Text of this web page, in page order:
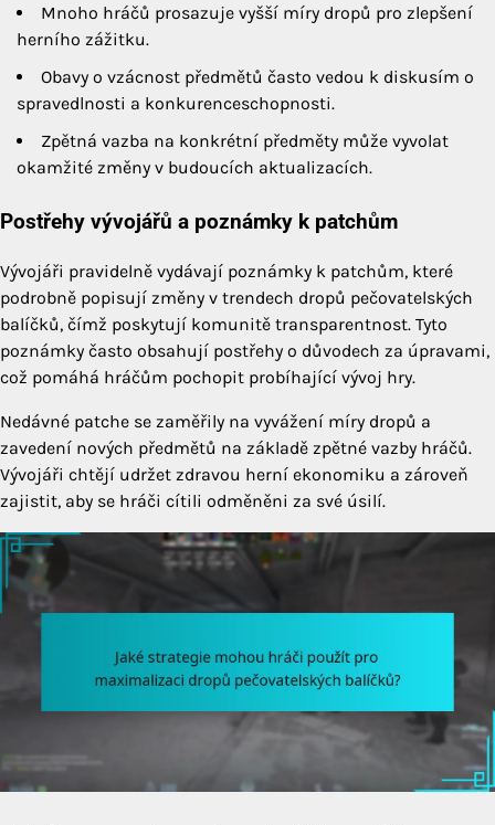
Mnoho hráčů prosazuje vyšší míry dropů pro zlepšení
herního zážitku.
Obavy o vzácnost předmětů často vedou k diskusím o
spravedlnosti a konkurenceschopnosti.
Zpětná vazba na konkrétní předměty může vyvolat
okamžité změny v budoucích aktualizacích.
Postřehy vývojářů a poznámky k patchům
Vývojáři pravidelně vydávají poznámky k patchům, které
podrobně popisují změny v trendech dropů pečovatelských
balíčků, čímž poskytují komunitě transparentnost. Tyto
poznámky často obsahují postřehy o důvodech za úpravami,
což pomáhá hráčům pochopit probíhající vývoj hry.
Nedávné patche se zaměřily na vyvážení míry dropů a
zavedení nových předmětů na základě zpětné vazby hráčů.
Vývojáři chtějí udržet zdravou herní ekonomiku a zároveň
zajistit, aby se hráči cítili odměněni za své úsilí.